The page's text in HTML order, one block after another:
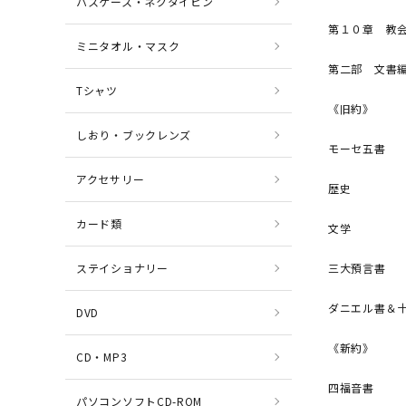
第１０章 教
第二部 文書編
《旧約》
モーセ五書
歴史
文学
三大預言書
ダニエル書＆
《新約》
四福音書
ミニタオル・マスク
Tシャツ
しおり・ブックレンズ
アクセサリー
カード類
ステイショナリー
DVD
CD・MP3
パソコンソフトCD-ROM